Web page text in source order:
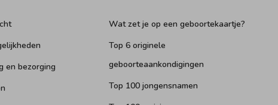
en bezorging
Wat zet je op een geboortekaartje?
Top 6 originele
geboorteaankondigingen
Top 100 jongensnamen